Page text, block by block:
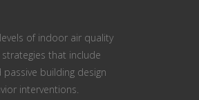
of indoor air quality
that include
building design
interventions.